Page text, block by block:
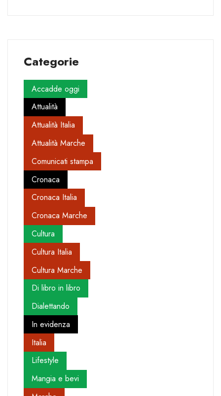
Categorie
Accadde oggi
Attualità
Attualità Italia
Attualità Marche
Comunicati stampa
Cronaca
Cronaca Italia
Cronaca Marche
Cultura
Cultura Italia
Cultura Marche
Di libro in libro
Dialettando
In evidenza
Italia
Lifestyle
Mangia e bevi